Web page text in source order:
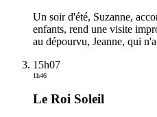
Un soir d'été, Suzanne,
enfants, rend une visite
au dépourvu, Jeanne, qui
15h07
1h46
Le Roi Soleil